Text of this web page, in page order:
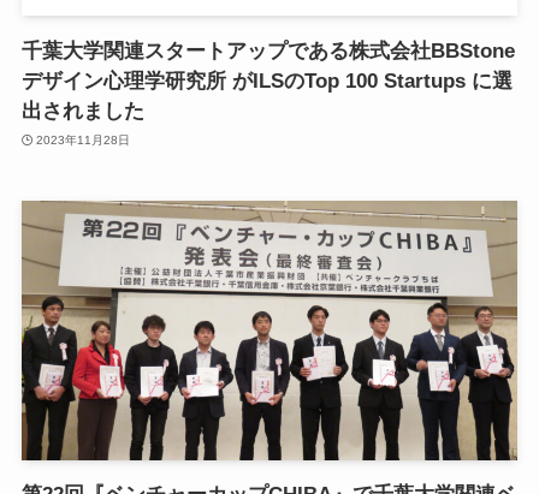
千葉大学関連スタートアップである株式会社BBStone
デザイン心理学研究所 がILSのTop 100 Startups に選
出されました
2023年11月28日